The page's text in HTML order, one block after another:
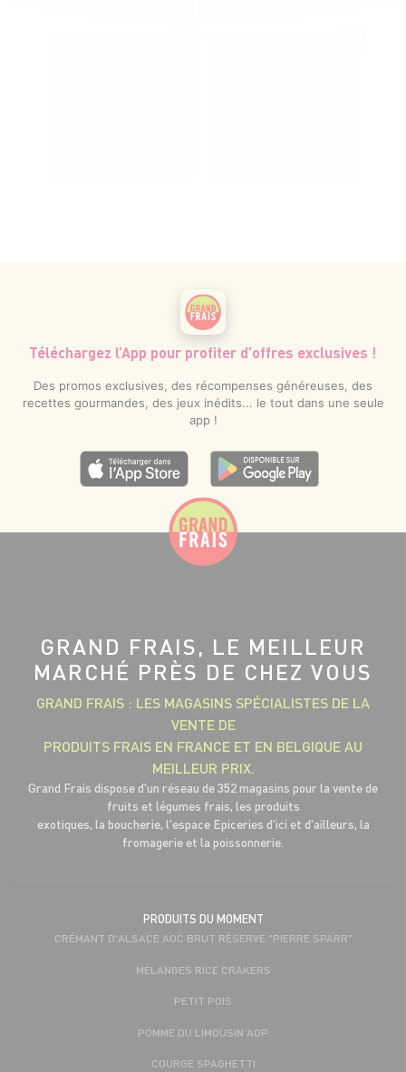
Téléchargez l’App pour profiter d’offres exclusives !
Des promos exclusives, des récompenses généreuses, des
recettes gourmandes, des jeux inédits... le tout dans une seule
app !
GRAND FRAIS, LE MEILLEUR
MARCHÉ PRÈS DE CHEZ VOUS
GRAND FRAIS : LES MAGASINS SPÉCIALISTES DE LA
VENTE DE
PRODUITS FRAIS EN FRANCE ET EN BELGIQUE AU
MEILLEUR PRIX.
Grand Frais dispose d'un réseau de 352 magasins pour la vente de
fruits et légumes frais, les produits
exotiques, la boucherie, l'espace Epiceries d'ici et d'ailleurs, la
fromagerie et la poissonnerie.
PRODUITS DU MOMENT
CRÉMANT D'ALSACE AOC BRUT RÉSERVE "PIERRE SPARR"
MÉLANGES RICE CRAKERS
PETIT POIS
POMME DU LIMOUSIN AOP
COURGE SPAGHETTI